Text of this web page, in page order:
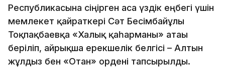
Республикасына сіңірген аса үздік еңбегі үшін
мемлекет қайраткері Сәт Бесімбайұлы
Тоқпақбаевқа «Халық қаһарманы» атағы
беріліп, айрықша ерекшелік белгісі – Алтын
жұлдыз бен «Отан» ордені тапсырылды.